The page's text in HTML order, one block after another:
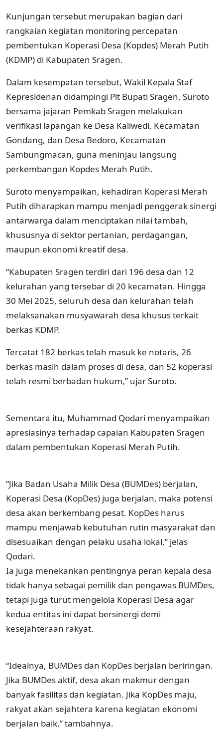
Kunjungan tersebut merupakan bagian dari
rangkaian kegiatan monitoring percepatan
pembentukan Koperasi Desa (Kopdes) Merah Putih
(KDMP) di Kabupaten Sragen.
Dalam kesempatan tersebut, Wakil Kepala Staf
Kepresidenan didampingi Plt Bupati Sragen, Suroto
bersama jajaran Pemkab Sragen melakukan
verifikasi lapangan ke Desa Kaliwedi, Kecamatan
Gondang, dan Desa Bedoro, Kecamatan
Sambungmacan, guna meninjau langsung
perkembangan Kopdes Merah Putih.
Suroto menyampaikan, kehadiran Koperasi Merah
Putih diharapkan mampu menjadi penggerak sinergi
antarwarga dalam menciptakan nilai tambah,
khususnya di sektor pertanian, perdagangan,
maupun ekonomi kreatif desa.
“Kabupaten Sragen terdiri dari 196 desa dan 12
kelurahan yang tersebar di 20 kecamatan. Hingga
30 Mei 2025, seluruh desa dan kelurahan telah
melaksanakan musyawarah desa khusus terkait
berkas KDMP.
Tercatat 182 berkas telah masuk ke notaris, 26
berkas masih dalam proses di desa, dan 52 koperasi
telah resmi berbadan hukum,” ujar Suroto.
Sementara itu, Muhammad Qodari menyampaikan
apresiasinya terhadap capaian Kabupaten Sragen
dalam pembentukan Koperasi Merah Putih.
“Jika Badan Usaha Milik Desa (BUMDes) berjalan,
Koperasi Desa (KopDes) juga berjalan, maka potensi
desa akan berkembang pesat. KopDes harus
mampu menjawab kebutuhan rutin masyarakat dan
disesuaikan dengan pelaku usaha lokal,” jelas
Qodari.
Ia juga menekankan pentingnya peran kepala desa
tidak hanya sebagai pemilik dan pengawas BUMDes,
tetapi juga turut mengelola Koperasi Desa agar
kedua entitas ini dapat bersinergi demi
kesejahteraan rakyat.
“Idealnya, BUMDes dan KopDes berjalan beriringan.
Jika BUMDes aktif, desa akan makmur dengan
banyak fasilitas dan kegiatan. Jika KopDes maju,
rakyat akan sejahtera karena kegiatan ekonomi
berjalan baik,” tambahnya.